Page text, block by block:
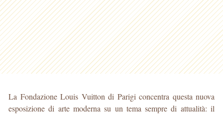
La Fondazione Louis Vuitton di Parigi concentra questa nuova
esposizione di arte moderna su un tema sempre di attualità: il